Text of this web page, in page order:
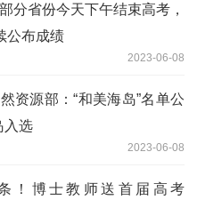
分省份今天下午结束高考，
公布成绩
2023-06-08
资源部：“和美海岛”名单公
入选
2023-06-08
！博士教师送首届高考